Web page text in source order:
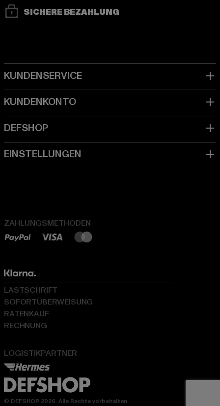
SICHERE BEZAHLUNG
ZAHLUNGSMETHODEN
LOGISTIKPARTNER
LASTSCHRIFT
SOFORTÜBERWEISUNG
RATENKAUF
RECHNUNG
© DEFSHOP 2026. Alle Rechte vorbehalten